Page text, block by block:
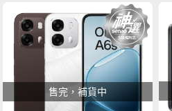
售完，補貨中